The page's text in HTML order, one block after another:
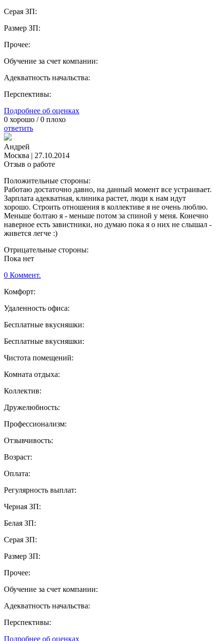
Серая ЗП:
Размер ЗП:
Прочее:
Обучение за счет компании:
Адекватность начальства:
Перспективы:
Подробнее об оценках
0 хорошо /0 плохо
ответить
Андрей
Москва | 27.10.2014
Отзыв о работе
Положительные стороны:
Работаю достаточно давно, на данный момент все устраивает.
Зарплата адекватная, клиника растет, люди к нам идут
хорошо. Строить отношения в коллективе я не очень люблю.
Меньше болтаю я - меньше потом за спиной у меня. Конечно
наверное есть завистники, но думаю пока я о них не слышал -
живется легче :)
Отрицательные стороны:
Пока нет
0 Коммент.
Комфорт:
Удаленность офиса:
Бесплатные вкусняшки:
Бесплатные вкусняшки:
Чистота помещений:
Комната отдыха:
Коллектив:
Дружелюбность:
Профессионализм:
Отзывчивость:
Возраст:
Оплата:
Регулярность выплат:
Черная ЗП:
Белая ЗП:
Серая ЗП:
Размер ЗП:
Прочее:
Обучение за счет компании:
Адекватность начальства:
Перспективы:
Подробнее об оценках